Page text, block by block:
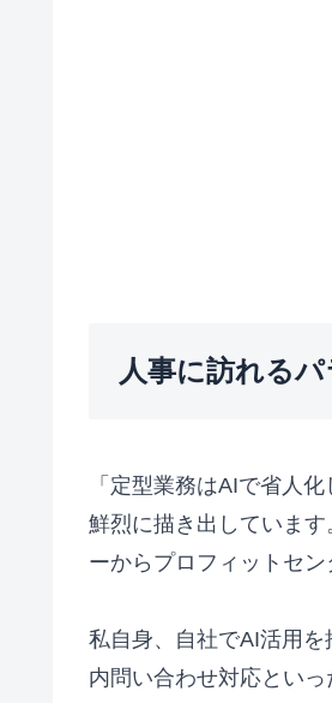
人事に訪れる
「定型業務はAIで省人
鮮烈に描き出していま
ーからプロフィットセン
私自身、自社でAI活用
内問い合わせ対応とい